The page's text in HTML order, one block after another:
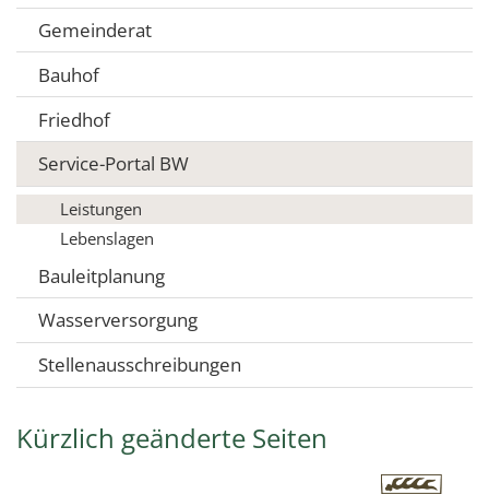
Gemeinderat
Bauhof
Friedhof
Service-Portal BW
Leistungen
Lebenslagen
Bauleitplanung
Wasserversorgung
Stellenausschreibungen
Kürzlich geänderte Seiten